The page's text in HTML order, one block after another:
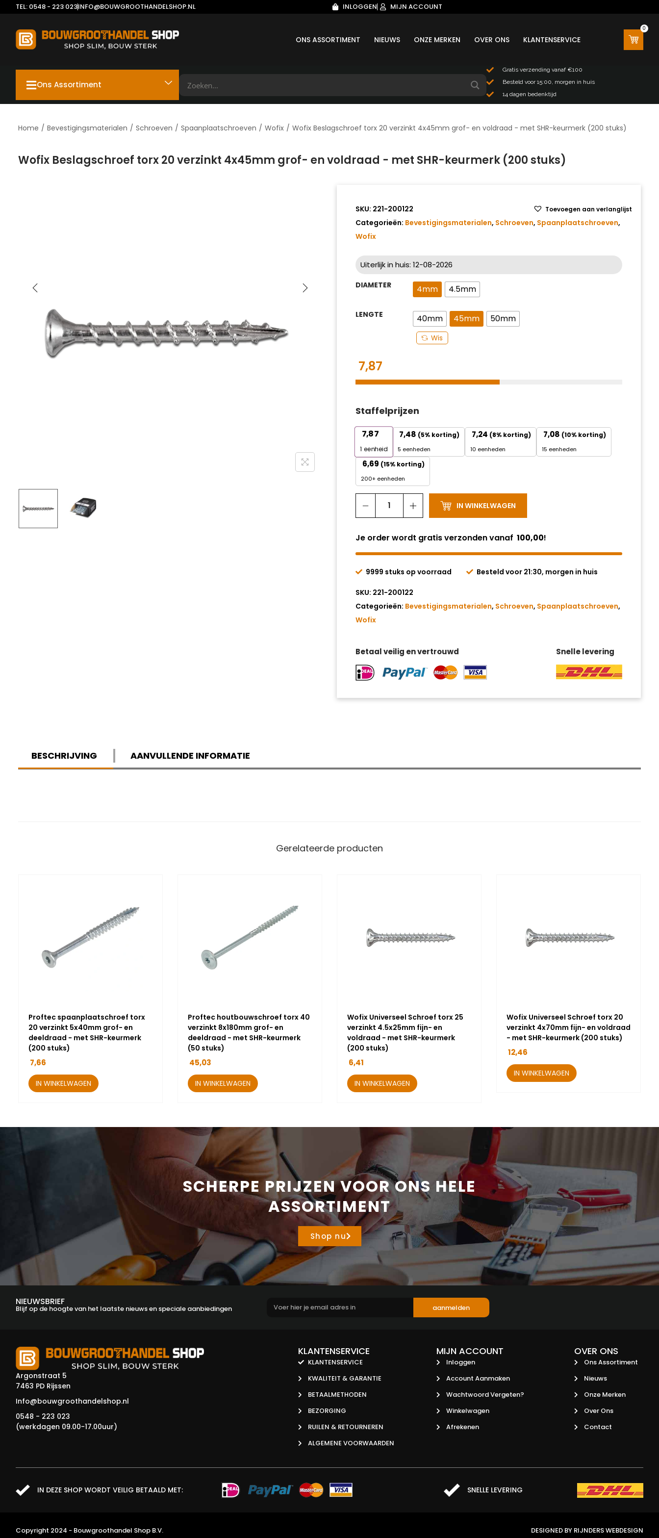
TEL: 0548 - 223 023INFO@BOUWGROOTHANDELSHOP.NL INLOGGEN MIJN ACCOUNT
ONS ASSORTIMENT NIEUWS ONZE MERKEN OVER ONS KLANTENSERVICE
0
Ons Assortiment
Gratis verzending vanaf €100
Besteld voor 15:00, morgen in huis
14 dagen bedenktijd
Home / Bevestigingsmaterialen / Schroeven / Spaanplaatschroeven / Wofix / Wofix Beslagschroef torx 20 verzinkt 4x45mm grof- en voldraad - met SHR-keurmerk (200 stuks)
Wofix Beslagschroef torx 20 verzinkt 4x45mm grof- en voldraad - met SHR-keurmerk (200 stuks)
SKU: 221-200122
Categorieën: Bevestigingsmaterialen, Schroeven, Spaanplaatschroeven,
Wofix
Uiterlijk in huis: 12-08-2026
DIAMETER 4mm 4.5mm
LENGTE 40mm 45mm 50mm
Wis
7,87
Staffelprijzen
7,87
1 eenheid
7,48 (5% korting)
5 eenheden
7,24 (8% korting)
10 eenheden
7,08 (10% korting)
15 eenheden
6,69 (15% korting)
200+ eenheden
Toevoegen aan verlanglijst
IN WINKELWAGEN
Je order wordt gratis verzonden vanaf 100,00!
9999 stuks op voorraad Besteld voor 21:30, morgen in huis
SKU: 221-200122
Categorieën: Bevestigingsmaterialen, Schroeven, Spaanplaatschroeven,
Wofix
Betaal veilig en vertrouwd Snelle levering
BESCHRIJVING AANVULLENDE INFORMATIE
Gerelateerde producten
Proftec spaanplaatschroef torx
20 verzinkt 5x40mm grof- en
deeldraad - met SHR-keurmerk
(200 stuks)
7,66
IN WINKELWAGEN
Proftec houtbouwschroef torx 40
verzinkt 8x180mm grof- en
deeldraad - met SHR-keurmerk
(50 stuks)
45,03
IN WINKELWAGEN
Wofix Universeel Schroef torx 25
verzinkt 4.5x25mm fijn- en
voldraad - met SHR-keurmerk
(200 stuks)
6,41
IN WINKELWAGEN
Wofix Universeel Schroef torx 20
verzinkt 4x70mm fijn- en voldraad
- met SHR-keurmerk (200 stuks)
12,46
IN WINKELWAGEN
SCHERPE PRIJZEN VOOR ONS HELE
ASSORTIMENT
Shop nu
NIEUWSBRIEF
Blijf op de hoogte van het laatste nieuws en speciale aanbiedingen aanmelden
Argonstraat 5
7463 PD Rijssen
Info@bouwgroothandelshop.nl
0548 - 223 023
(werkdagen 09.00-17.00uur)
KLANTENSERVICE
KLANTENSERVICE
KWALITEIT & GARANTIE
BETAALMETHODEN
BEZORGING
RUILEN & RETOURNEREN
ALGEMENE VOORWAARDEN
MIJN ACCOUNT
Inloggen
Account Aanmaken
Wachtwoord Vergeten?
Winkelwagen
Afrekenen
OVER ONS
Ons Assortiment
Nieuws
Onze Merken
Over Ons
Contact
IN DEZE SHOP WORDT VEILIG BETAALD MET: SNELLE LEVERING
Copyright 2024 - Bouwgroothandel Shop B.V. DESIGNED BY RIJNDERS WEBDESIGN